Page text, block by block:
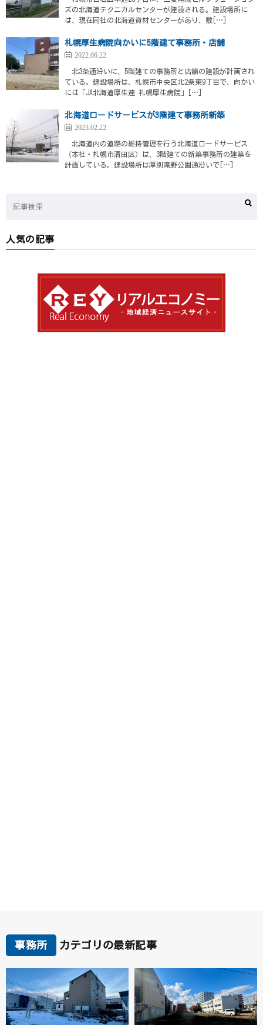
ズの北海道テクニカルセンターが建設される。建設場所に
は、現在同社の北海道資材センターがあり、敷[…]
札幌厚生病院向かいに5階建て事務所・店舗
2022.06.22
北3条通沿いに、5階建ての事務所と店舗の建設が計画され
ている。建設場所は、札幌市中央区北2条東9丁目で、向かい
には「JA北海道厚生連 札幌厚生病院」[…]
北海道ロードサービスが3階建て事務所新築
2023.02.22
北海道内の道路の維持管理を行う北海道ロードサービス
（本社・札幌市清田区）は、3階建ての新築事務所の建築を
計画している。建設場所は厚別滝野公園通沿いで[…]
人気の記事
事務所 カテゴリの最新記事